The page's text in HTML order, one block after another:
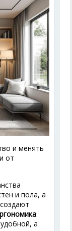
и менять
от
и пола, а
:
а